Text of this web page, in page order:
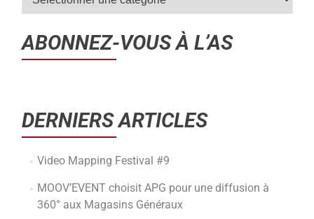
ABONNEZ-VOUS À L’AS
DERNIERS ARTICLES
Video Mapping Festival #9
MOOV’EVENT choisit APG pour une diffusion à
360° aux Magasins Généraux